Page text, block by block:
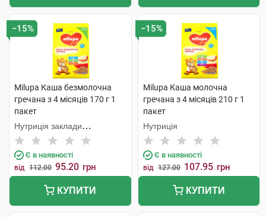
−15%
Milupa Каша безмолочна
гречана з 4 місяців 170 г 1
пакет
Нутриція заклади
продукційне
Є в наявності
від 112.00 95.20 грн
КУПИТИ
−15%
Milupa Каша молочна
гречана з 4 місяців 210 г 1
пакет
Нутриція
Є в наявності
від 127.00 107.95 грн
КУПИТИ